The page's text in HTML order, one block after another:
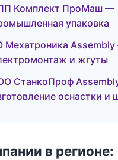
Комплект ПроМаш —
упаковка
Мехатроника
и жгуты
СтанкоПроф
оснастки и
в регионе: